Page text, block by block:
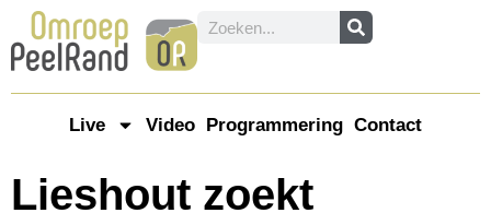
Live Video Programmering Contact
Lieshout zoekt